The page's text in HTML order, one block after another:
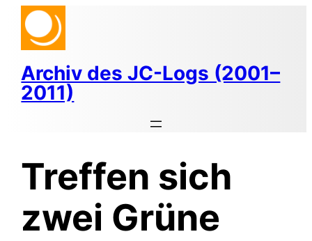
Zum
Inhalt
springen
Archiv des JC-Logs (2001–
2011)
Treffen sich
zwei Grüne